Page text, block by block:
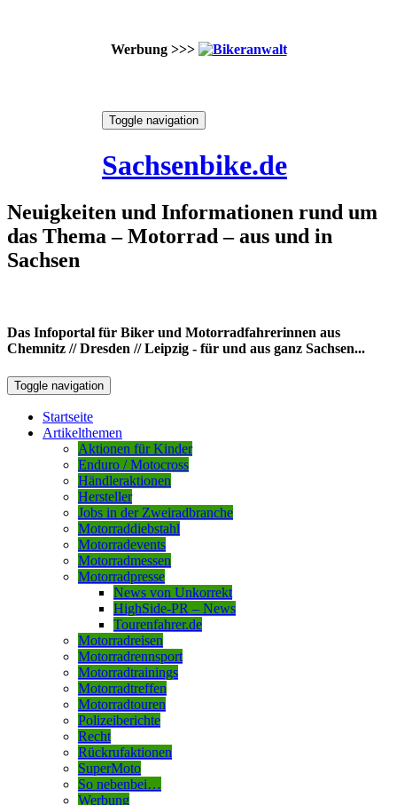
Werbung >>>
Toggle navigation
Sachsenbike.de
Neuigkeiten und Informationen rund um
das Thema – Motorrad – aus und in
Sachsen
Das Infoportal für Biker und Motorradfahrerinnen aus
Chemnitz // Dresden // Leipzig - für und aus ganz Sachsen...
Toggle navigation
Startseite
Artikelthemen
Aktionen für Kinder
Enduro / Motocross
Händleraktionen
Hersteller
Jobs in der Zweiradbranche
Motorraddiebstahl
Motorradevents
Motorradmessen
Motorradpresse
News von Unkorrekt
HighSide-PR – News
Tourenfahrer.de
Motorradreisen
Motorradrennsport
Motorradtrainings
Motorradtreffen
Motorradtouren
Polizeiberichte
Recht
Rückrufaktionen
SuperMoto
So nebenbei…
Werbung